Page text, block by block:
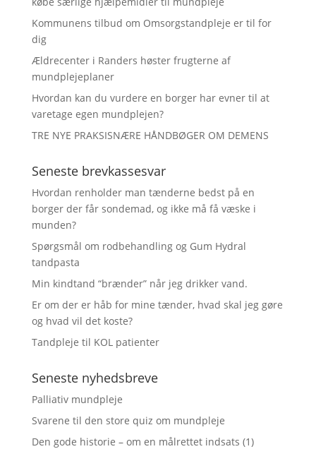
Kommunens tilbud om Omsorgstandpleje er til for
dig
Ældrecenter i Randers høster frugterne af
mundplejeplaner
Hvordan kan du vurdere en borger har evner til at
varetage egen mundplejen?
TRE NYE PRAKSISNÆRE HÅNDBØGER OM DEMENS
Seneste brevkassesvar
Hvordan renholder man tænderne bedst på en
borger der får sondemad, og ikke må få væske i
munden?
Spørgsmål om rodbehandling og Gum Hydral
tandpasta
Min kindtand “brænder” når jeg drikker vand.
Er om der er håb for mine tænder, hvad skal jeg gøre
og hvad vil det koste?
Tandpleje til KOL patienter
Seneste nyhedsbreve
Palliativ mundpleje
Svarene til den store quiz om mundpleje
Den gode historie – om en målrettet indsats (1)